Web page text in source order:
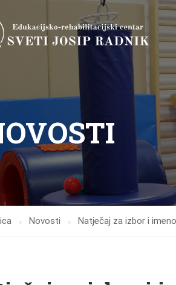
Novosti Natječaj za izbor i